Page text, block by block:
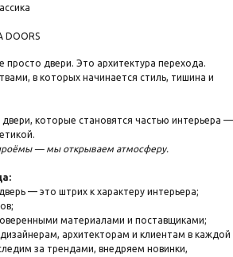
DOORS
просто двери. Это архитектура перехода.
в которых начинается стиль, тишина и
двери, которые становятся частью интерьера —
— мы открываем атмосферу.
— это штрих к характеру интерьера;
материалами и поставщиками;
архитекторам и клиентам в каждой
за трендами, внедряем новинки,